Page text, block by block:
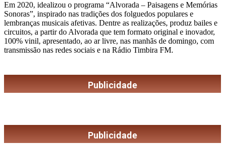
Em 2020, idealizou o programa “Alvorada – Paisagens e Memórias
Sonoras”, inspirado nas tradições dos folguedos populares e
lembranças musicais afetivas. Dentre as realizações, produz bailes e
circuitos, a partir do Alvorada que tem formato original e inovador,
100% vinil, apresentado, ao ar livre, nas manhãs de domingo, com
transmissão nas redes sociais e na Rádio Timbira FM.
Publicidade
Publicidade